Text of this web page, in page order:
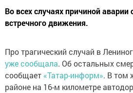
Во всех случаях причиной аварии
встречного движения.
Про трагический случай в
уже сообщала. Об остальных
сообщает «Татар-информ». В том
районе на 16-м километре